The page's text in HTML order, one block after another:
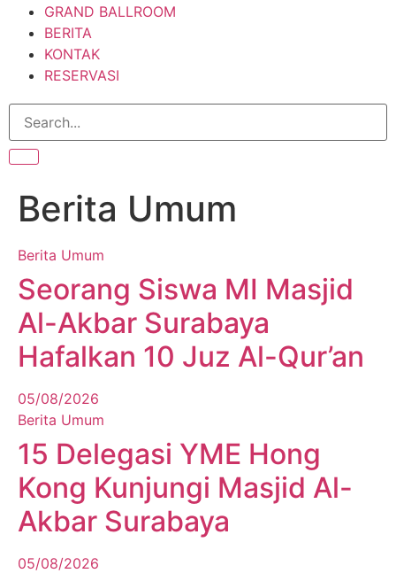
GRAND BALLROOM
BERITA
KONTAK
RESERVASI
Berita Umum
Berita Umum
Seorang Siswa MI Masjid
Al-Akbar Surabaya
Hafalkan 10 Juz Al-Qur’an
05/08/2026
Berita Umum
15 Delegasi YME Hong
Kong Kunjungi Masjid Al-
Akbar Surabaya
05/08/2026